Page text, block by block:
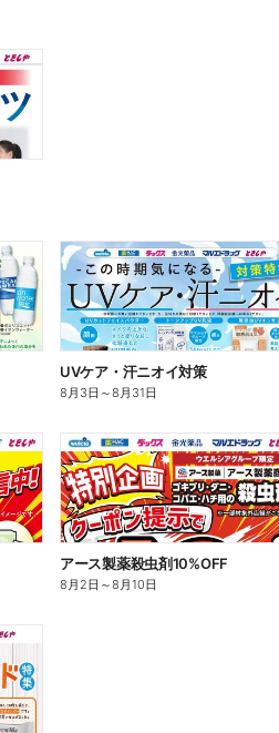
UVケア・汗ニオイ対策
8月3日 ～8月31日
アース製薬殺虫剤10%OFF
8月2日 ～8月10日